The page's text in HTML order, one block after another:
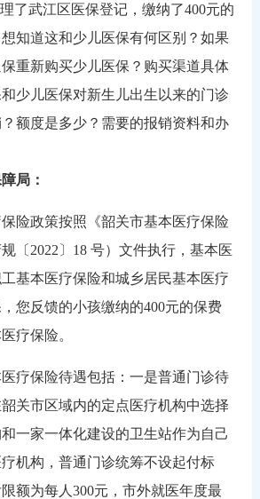
了武江区医保登记，缴纳了400元的
知道这和少儿医保有何区别？如果
重新购买少儿医保？购买渠道具体
少儿医保对新生儿出生以来的门诊
额度是多少？需要的报销资料和办
局：
政策按照《韶关市基本医疗保险
〔2022〕18 号）文件执行，基本医
基本医疗保险和城乡居民基本医疗
您反馈的小孩缴纳的400元的保费
疗保险。
保险待遇包括：一是普通门诊待
关市区域内的定点医疗机构中选择
一家一体化建设的卫生站作为自己
机构，普通门诊统筹不设起付标
额为每人300元，市外就医年度最